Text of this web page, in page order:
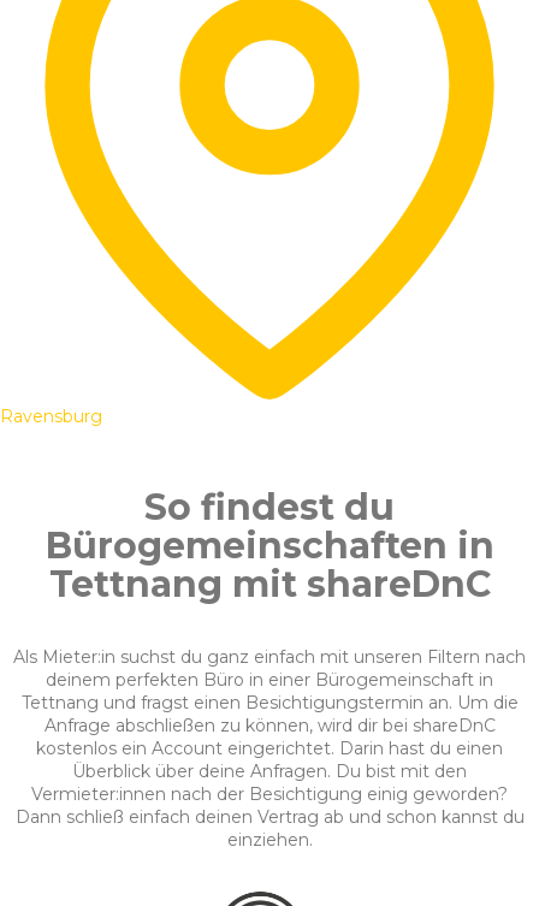
Ravensburg
So findest du
Bürogemeinschaften in
Tettnang mit shareDnC
Als Mieter:in suchst du ganz einfach mit unseren Filtern nach
deinem perfekten Büro in einer Bürogemeinschaft in
Tettnang und fragst einen Besichtigungstermin an. Um die
Anfrage abschließen zu können, wird dir bei shareDnC
kostenlos ein Account eingerichtet. Darin hast du einen
Überblick über deine Anfragen. Du bist mit den
Vermieter:innen nach der Besichtigung einig geworden?
Dann schließ einfach deinen Vertrag ab und schon kannst du
einziehen.